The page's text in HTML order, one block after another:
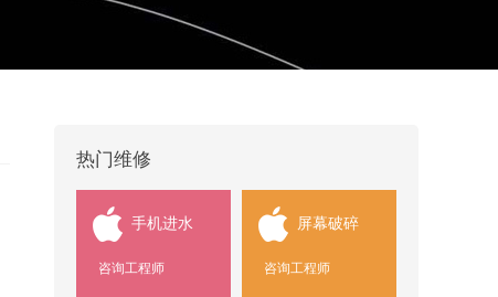
热门维修
手机进水
咨询工程师
屏幕破碎
咨询工程师